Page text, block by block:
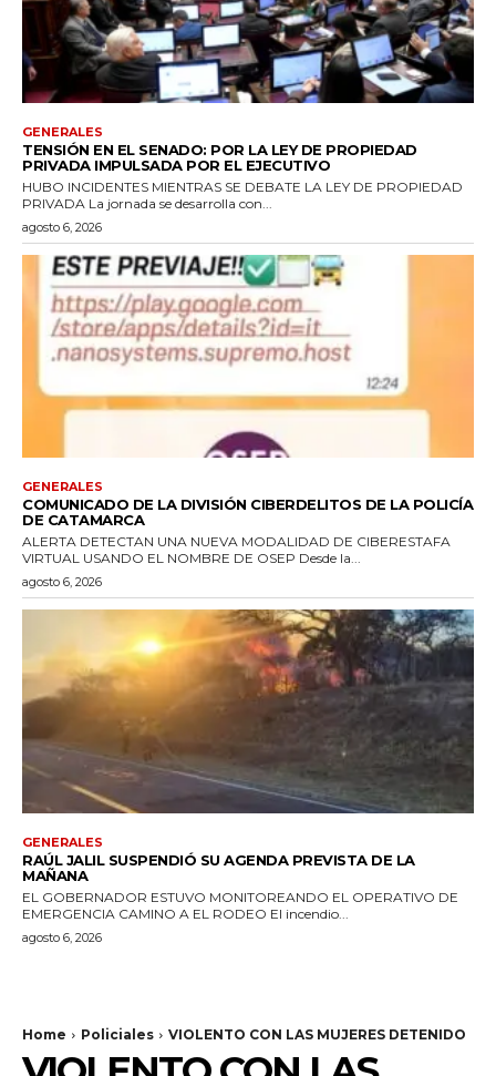
GENERALES
TENSIÓN EN EL SENADO: POR LA LEY DE PROPIEDAD
PRIVADA IMPULSADA POR EL EJECUTIVO
HUBO INCIDENTES MIENTRAS SE DEBATE LA LEY DE PROPIEDAD
PRIVADA La jornada se desarrolla con...
agosto 6, 2026
GENERALES
COMUNICADO DE LA DIVISIÓN CIBERDELITOS DE LA POLICÍA
DE CATAMARCA
ALERTA DETECTAN UNA NUEVA MODALIDAD DE CIBERESTAFA
VIRTUAL USANDO EL NOMBRE DE OSEP Desde la...
agosto 6, 2026
GENERALES
RAÚL JALIL SUSPENDIÓ SU AGENDA PREVISTA DE LA
MAÑANA
EL GOBERNADOR ESTUVO MONITOREANDO EL OPERATIVO DE
EMERGENCIA CAMINO A EL RODEO El incendio...
agosto 6, 2026